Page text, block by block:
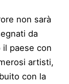
non sarà
da
paese con
artisti,
con la